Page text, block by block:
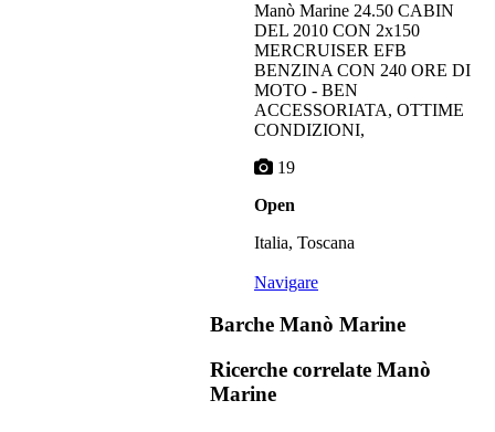
Manò Marine 24.50 CABIN
DEL 2010 CON 2x150
MERCRUISER EFB
BENZINA CON 240 ORE DI
MOTO - BEN
ACCESSORIATA, OTTIME
CONDIZIONI,
19
Open
Italia, Toscana
Navigare
Barche Manò Marine
Ricerche correlate Manò
Marine